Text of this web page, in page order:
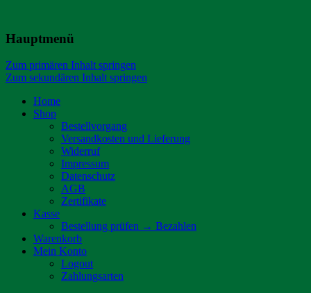
Hauptmenü
Zum primären Inhalt springen
Zum sekundären Inhalt springen
Home
Shop
Bestellvorgang
Versandkosten und Lieferung
Widerruf
Impressum
Datenschutz
AGB
Zertifikate
Kasse
Bestellung prüfen → Bezahlen
Warenkorb
Mein Konto
Logout
Zahlungsarten